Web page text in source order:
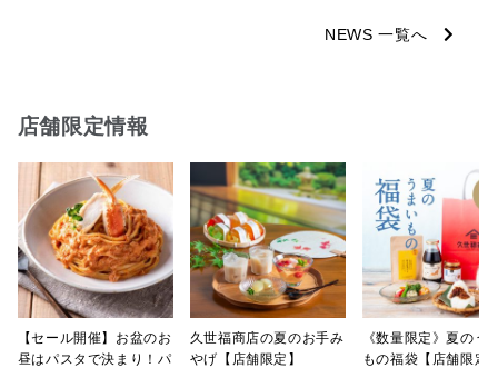
NEWS 一覧へ
店舗限定情報
【セール開催】お盆のお
昼はパスタで決まり！パ
久世福商店の夏のお手み
やげ【店舗限定】
《数量限定》夏のう
もの福袋【店舗限定